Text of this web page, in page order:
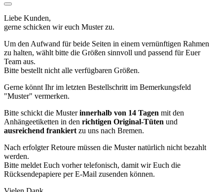
Liebe Kunden,
gerne schicken wir euch Muster zu.
Um den Aufwand für beide Seiten in einem vernünftigen Rahmen
zu halten, wählt bitte die Größen sinnvoll und passend für Euer
Team aus.
Bitte bestellt nicht alle verfügbaren Größen.
Gerne könnt Ihr im letzten Bestellschritt im Bemerkungsfeld
"Muster" vermerken.
Bitte schickt die Musterinnerhalb von 14 Tagen mit den
Anhängeetiketten in den richtigen Original-Tüten und
ausreichend frankiert zu uns nach Bremen.
Nach erfolgter Retoure müssen die Muster natürlich nicht bezahlt
werden.
Bitte meldet Euch vorher telefonisch, damit wir Euch die
Rücksendepapiere per E-Mail zusenden können.